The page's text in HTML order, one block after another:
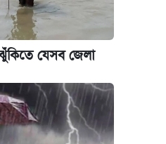
যেসব জেলা